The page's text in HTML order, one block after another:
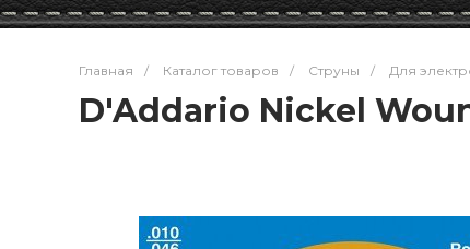
Главная / Каталог товаров / Струны / Для
D'Addario Nickel